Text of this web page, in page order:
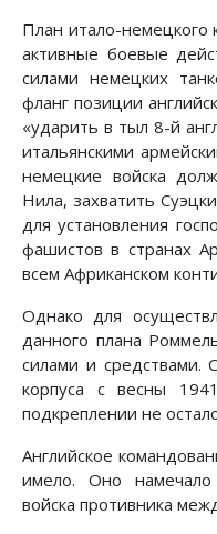
План итало-немецкого
активные боевые
силами немецких
фланг позиции
«ударить в тыл 8-й
итальянскими
немецкие войска
Нила, захватить
для установления
фашистов в странах
всем Африканском
Однако для
данного плана
силами и средствами.
корпуса с весны
подкреплении не
Английское
имело. Оно
войска противника